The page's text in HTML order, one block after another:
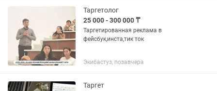
профессий и...
Таргетолог
25 000 - 300 000 ₸
Таргетированная реклама в
фейсбук,инста,тик ток
Экибастуз, позавчера
Таргет